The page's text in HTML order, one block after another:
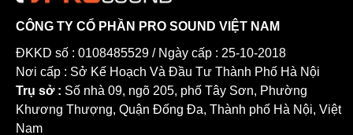
2. Công Nghệ Độc Quyền Tiên Tiến Từ NEXO
Sự khác biệt của GEO M12 nằm ở hàng loạt công nghệ mang tính
cách mạng được NEXO đưa vào từ củ loa cho đến ống dẫn sóng:
CÔNG TY CỔ PHẦN PRO SOUND VIỆT NAM
ĐKKD số : 0108485529 / Ngày cấp : 25-10-2018
Nơi cấp : Sở Kế Hoạch Và Đầu Tư Thành Phố Hà Nội
Trụ sở : Số nhà 09, ngõ 205, phố Tây Sơn, Phường
Khương Thượng, Quận Đống Đa, Thành phố Hà Nội, Việt
Nam